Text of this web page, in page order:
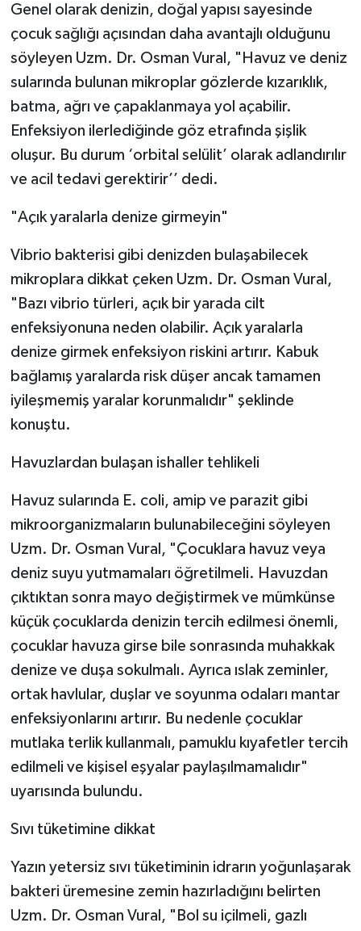
Genel olarak denizin, doğal yapısı sayesinde
çocuk sağlığı açısından daha avantajlı olduğunu
söyleyen Uzm. Dr. Osman Vural, "Havuz ve deniz
sularında bulunan mikroplar gözlerde kızarıklık,
batma, ağrı ve çapaklanmaya yol açabilir.
Enfeksiyon ilerlediğinde göz etrafında şişlik
oluşur. Bu durum ‘orbital selülit’ olarak adlandırılır
ve acil tedavi gerektirir’’ dedi.
"Açık yaralarla denize girmeyin"
Vibrio bakterisi gibi denizden bulaşabilecek
mikroplara dikkat çeken Uzm. Dr. Osman Vural,
"Bazı vibrio türleri, açık bir yarada cilt
enfeksiyonuna neden olabilir. Açık yaralarla
denize girmek enfeksiyon riskini artırır. Kabuk
bağlamış yaralarda risk düşer ancak tamamen
iyileşmemiş yaralar korunmalıdır" şeklinde
konuştu.
Havuzlardan bulaşan ishaller tehlikeli
Havuz sularında E. coli, amip ve parazit gibi
mikroorganizmaların bulunabileceğini söyleyen
Uzm. Dr. Osman Vural, "Çocuklara havuz veya
deniz suyu yutmamaları öğretilmeli. Havuzdan
çıktıktan sonra mayo değiştirmek ve mümkünse
küçük çocuklarda denizin tercih edilmesi önemli,
çocuklar havuza girse bile sonrasında muhakkak
denize ve duşa sokulmalı. Ayrıca ıslak zeminler,
ortak havlular, duşlar ve soyunma odaları mantar
enfeksiyonlarını artırır. Bu nedenle çocuklar
mutlaka terlik kullanmalı, pamuklu kıyafetler tercih
edilmeli ve kişisel eşyalar paylaşılmamalıdır"
uyarısında bulundu.
Sıvı tüketimine dikkat
Yazın yetersiz sıvı tüketiminin idrarın yoğunlaşarak
bakteri üremesine zemin hazırladığını belirten
Uzm. Dr. Osman Vural, "Bol su içilmeli, gazlı